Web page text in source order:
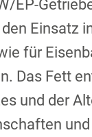
EP-
Einsatz
für
Das Fett
und der